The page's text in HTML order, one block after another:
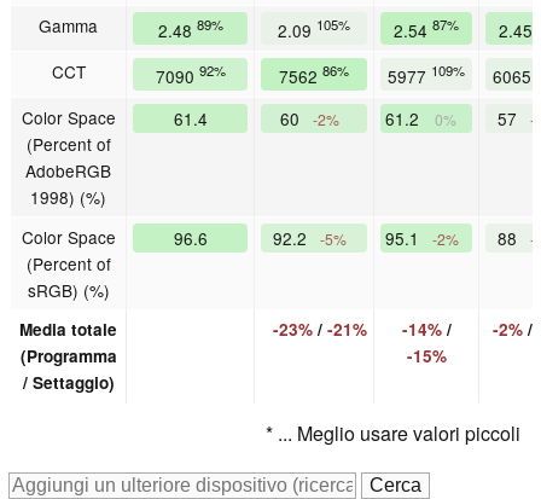
Gamma 2.48 89% 2.09 105% 2.54 87% 2.45
CCT 7090 92% 7562 86% 5977 109% 6065
Color Space
(Percent of
AdobeRGB
1998) (%)
61.4 60 -2% 61.2 0% 57 -
Color Space
(Percent of
sRGB) (%)
96.6 92.2 -5% 95.1 -2% 88 -
Media totale
(Programma
/ Settaggio)
-23%/ -21% -14%/
-15%
-2%/
* ... Meglio usare valori piccoli